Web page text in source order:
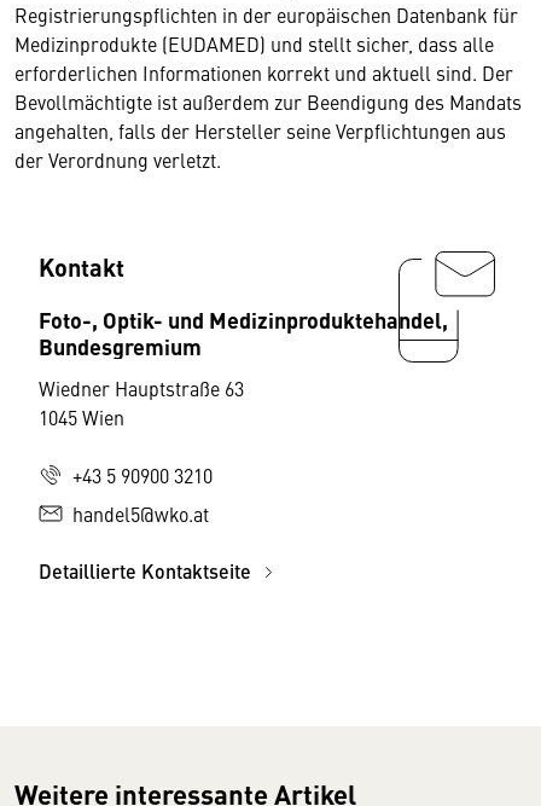
Registrierungspflichten in der europäischen Datenbank für
Medizinprodukte (EUDAMED) und stellt sicher, dass alle
erforderlichen Informationen korrekt und aktuell sind. Der
Bevollmächtigte ist außerdem zur Beendigung des Mandats
angehalten, falls der Hersteller seine Verpflichtungen aus
der Verordnung verletzt.
Kontakt
Foto-, Optik- und Medizinproduktehandel,
Bundesgremium
Wiedner Hauptstraße 63
1045 Wien
+43 5 90900 3210
handel5@wko.at
Detaillierte Kontaktseite
Weitere interessante Artikel